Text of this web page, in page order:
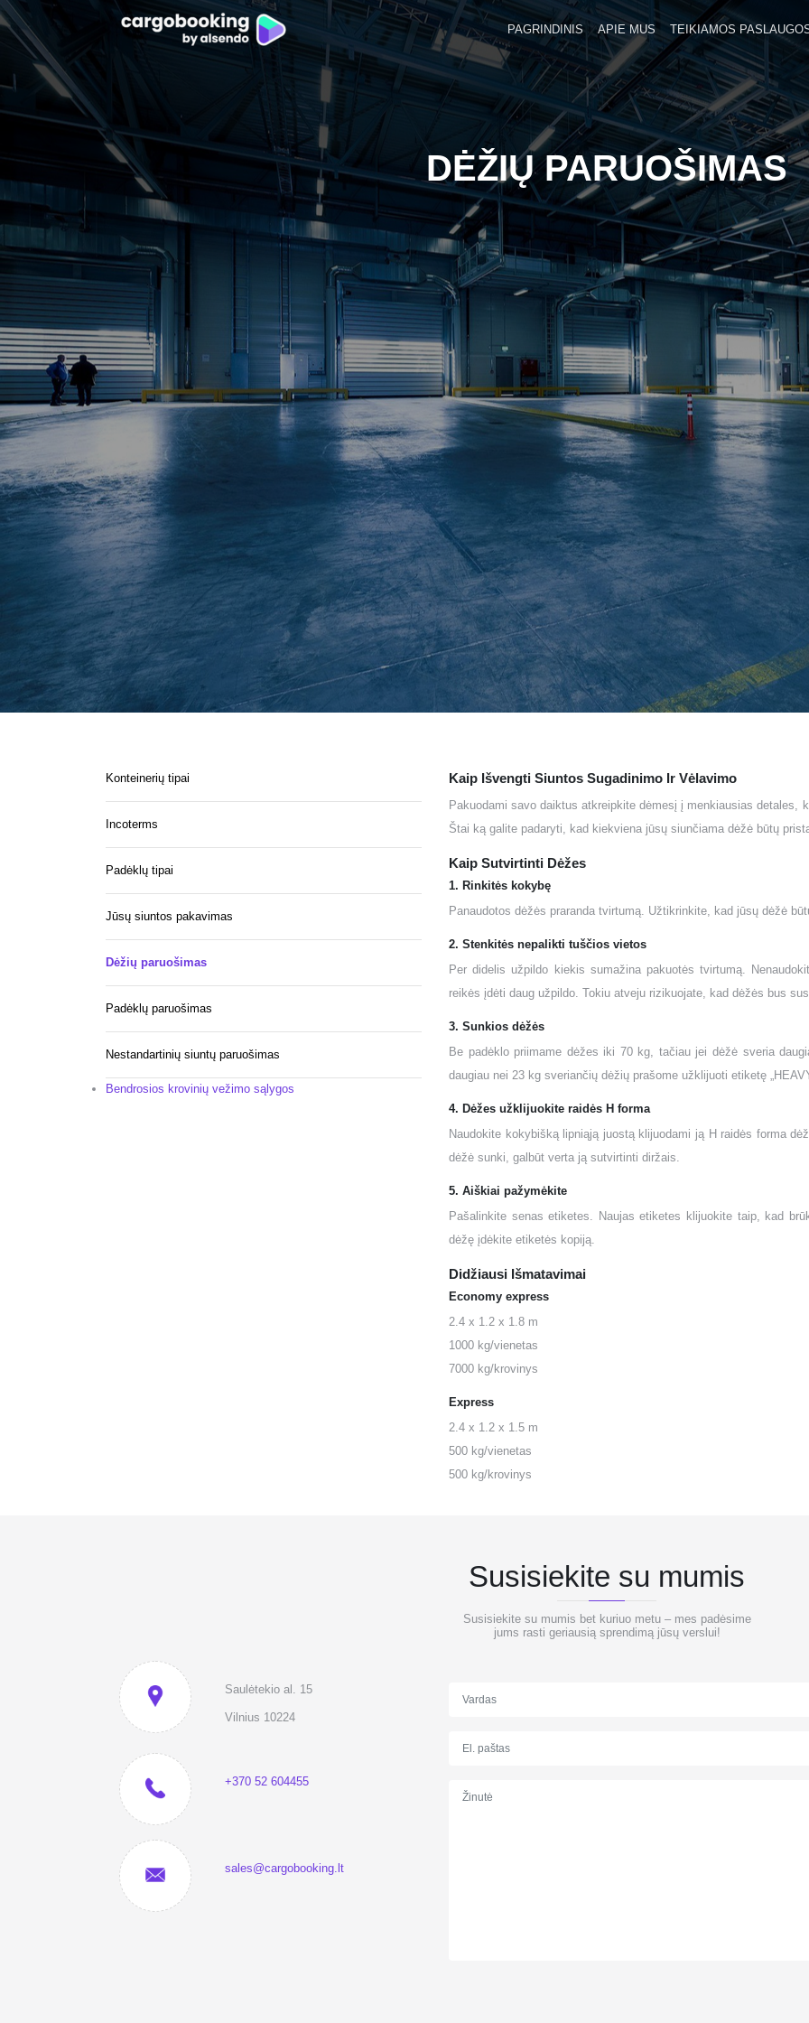
PAGRINDINIS APIE MUS TEIKIAMOS
DĖŽIŲ PARUOŠIMAS
Konteinerių tipai
Incoterms
Padėklų tipai
Jūsų siuntos pakavimas
Dėžių paruošimas
Padėklų paruošimas
Nestandartinių siuntų paruošimas
Bendrosios krovinių vežimo sąlygos
Kaip Išvengti Siuntos Sugadinimo Ir Vėlavimo
Pakuodami savo daiktus atkreipkite dėmesį į menkiausias detales,
Štai ką galite padaryti, kad kiekviena jūsų siunčiama dėžė būtų
Kaip Sutvirtinti Dėžes
1. Rinkitės kokybę
Panaudotos dėžės praranda tvirtumą. Užtikrinkite, kad jūsų dėžė
2. Stenkitės nepalikti tuščios vietos
Per didelis užpildo kiekis sumažina pakuotės tvirtumą.
reikės įdėti daug užpildo. Tokiu atveju rizikuojate, kad dėžės bus
3. Sunkios dėžės
Be padėklo priimame dėžes iki 70 kg, tačiau jei dėžė sveria
daugiau nei 23 kg sveriančių dėžių prašome užklijuoti etiketę
4. Dėžes užklijuokite raidės H forma
Naudokite kokybišką lipniąją juostą klijuodami ją H raidės forma
dėžė sunki, galbūt verta ją sutvirtinti diržais.
5. Aiškiai pažymėkite
Pašalinkite senas etiketes. Naujas etiketes klijuokite taip, kad
dėžę įdėkite etiketės kopiją.
Didžiausi Išmatavimai
Economy express
2.4 x 1.2 x 1.8 m
1000 kg/vienetas
7000 kg/krovinys
Express
2.4 x 1.2 x 1.5 m
500 kg/vienetas
500 kg/krovinys
Susisiekite su mumis
Susisiekite su mumis bet kuriuo metu – mes padėsime
jums rasti geriausią sprendimą jūsų verslui!
Saulėtekio al. 15
Vilnius 10224
+370 52 604455
sales@cargobooking.lt